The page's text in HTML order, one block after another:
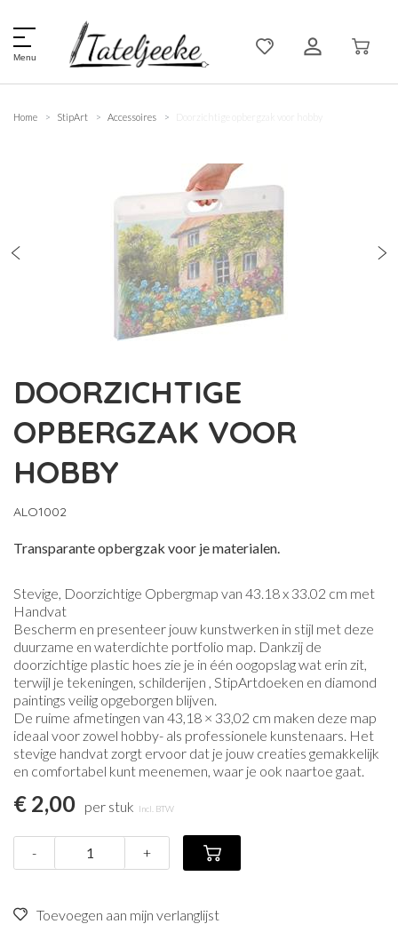
Menu
Home StipArt Accessoires Doorzichtige opbergzak voor hobby
DOORZICHTIGE
OPBERGZAK VOOR
HOBBY
ALO1002
Transparante opbergzak voor je materialen.
Stevige, Doorzichtige Opbergmap van 43.18 x 33.02 cm met
Handvat
Bescherm en presenteer jouw kunstwerken in stijl met deze
duurzame en waterdichte portfolio map. Dankzij de
doorzichtige plastic hoes zie je in één oogopslag wat erin zit,
terwijl je tekeningen, schilderijen , StipArtdoeken en diamond
paintings veilig opgeborgen blijven.
De ruime afmetingen van 43,18 × 33,02 cm maken deze map
ideaal voor zowel hobby- als professionele kunstenaars. Het
stevige handvat zorgt ervoor dat je jouw creaties gemakkelijk
en comfortabel kunt meenemen, waar je ook naartoe gaat.
€ 2,00 per stuk Incl. BTW
- +
Toevoegen aan mijn verlanglijst